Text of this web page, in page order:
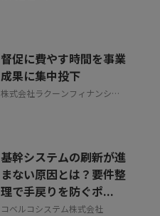
督促に費やす時間を事業
成果に集中投下
株式会社ラクーンフィナンシャ
基幹システムの刷新が進
まない原因とは？要件整
理で手戻りを防ぐポ...
コベルコシステム株式会社